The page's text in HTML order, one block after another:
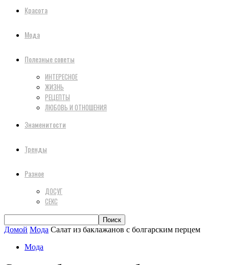
Красота
Мода
Полезные советы
ИНТЕРЕСНОЕ
ЖИЗНЬ
РЕЦЕПТЫ
ЛЮБОВЬ И ОТНОШЕНИЯ
Знаменитости
Тренды
Разное
ДОСУГ
СЕКС
Домой Мода Салат из баклажанов с болгарским перцем
Мода